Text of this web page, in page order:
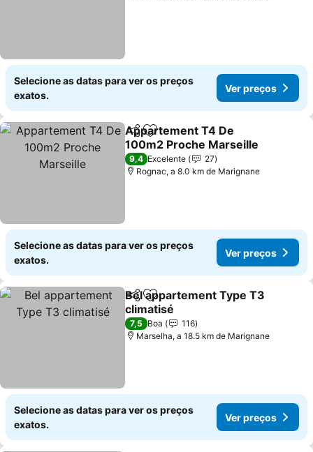
Selecione as datas para ver os preços
exatos.
Ver preços
PartilharAdicionar aos favoritos
Appartement T4 De
100m2 Proche Marseille
Ver preços
9,4 Excelente
27
Rognac, a 8.0 km de Marignane
Selecione as datas para ver os preços
exatos.
Ver preços
PartilharAdicionar aos favoritos
Bel appartement Type T3
climatisé
Ver preços
7,5 Boa
116
Marselha, a 18.5 km de Marignane
Selecione as datas para ver os preços
exatos.
Ver preços